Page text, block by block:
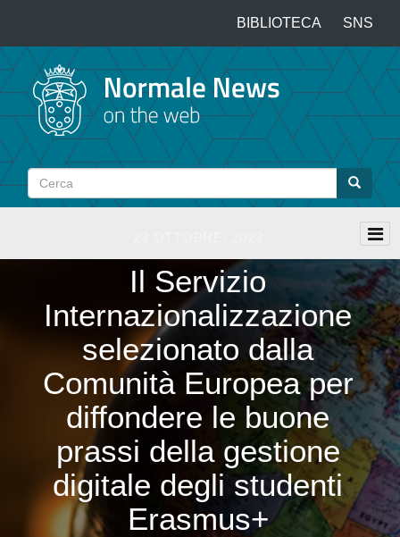
contenuto
principale
Top
menu
BIBLIOTECA SNS
Cerca
Il Servizio
Internazionalizzazione
selezionato dalla
Comunità Europea per
diffondere le buone
prassi della gestione
digitale degli studenti
Erasmus+